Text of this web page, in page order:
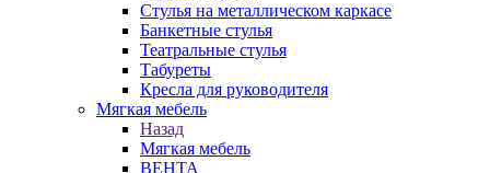
Стулья на металлическом каркасе
Банкетные стулья
Театральные стулья
Табуреты
Кресла для руководителя
Мягкая мебель
Назад
Мягкая мебель
ВЕНТА